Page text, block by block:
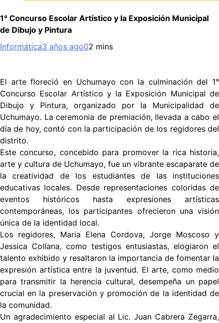
1° Concurso Escolar Artístico y la Exposición Municipal
de Dibujo y Pintura
Informática3 años ago02 mins
El arte floreció en Uchumayo con la culminación del 1°
Concurso Escolar Artístico y la Exposición Municipal de
Dibujo y Pintura, organizado por la Municipalidad de
Uchumayo. La ceremonia de premiación, llevada a cabo el
día de hoy, contó con la participación de los regidores del
distrito.
Este concurso, concebido para promover la rica historia,
arte y cultura de Uchumayo, fue un vibrante escaparate de
la creatividad de los estudiantes de las instituciones
educativas locales. Desde representaciones coloridas de
eventos históricos hasta expresiones artísticas
contemporáneas, los participantes ofrecieron una visión
única de la identidad local.
Los regidores, Maria Elena Cordova, Jorge Moscoso y
Jessica Collana, como testigos entusiastas, elogiaron el
talento exhibido y resaltaron la importancia de fomentar la
expresión artística entre la juventud. El arte, como medio
para transmitir la herencia cultural, desempeña un papel
crucial en la preservación y promoción de la identidad de
la comunidad.
Un agradecimiento especial al Lic. Juan Cabrera Zegarra,